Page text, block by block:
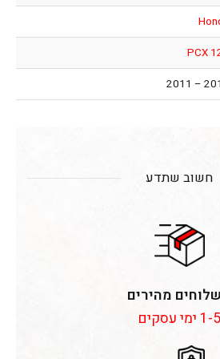
PCX
2010
חשוב שתדע
מהירים
1-5 ימי עסקים